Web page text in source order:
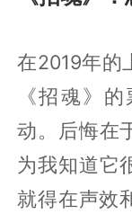
在2019年的
《招魂》
动。后悔在
为我知道它
就得在声效